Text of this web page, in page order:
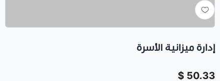
إدارة ميزانية الأسرة
50.33 $